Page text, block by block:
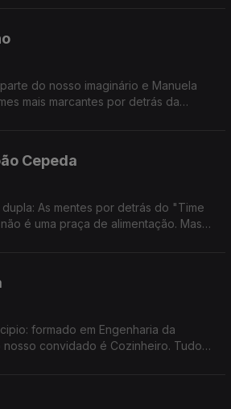
do nosso imaginário e Manuela
mais marcantes por detrás da
Cepeda
As mentes por detrás do "Time
é uma praça de alimentação. Mas
formado em Engenharia da
nosso convidado é Cozinheiro. Tudo